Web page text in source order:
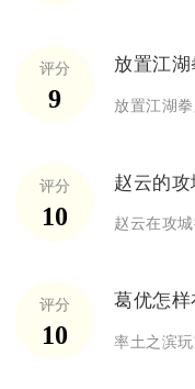
评分
9
评分
10
评分
10
葛优怎